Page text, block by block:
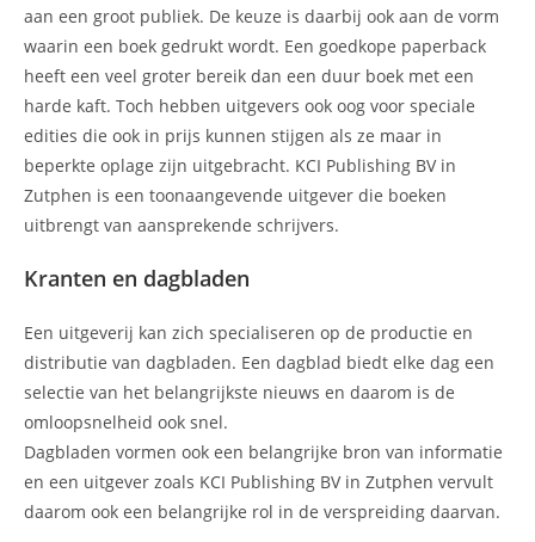
aan een groot publiek. De keuze is daarbij ook aan de vorm
waarin een boek gedrukt wordt. Een goedkope paperback
heeft een veel groter bereik dan een duur boek met een
harde kaft. Toch hebben uitgevers ook oog voor speciale
edities die ook in prijs kunnen stijgen als ze maar in
beperkte oplage zijn uitgebracht. KCI Publishing BV in
Zutphen is een toonaangevende uitgever die boeken
uitbrengt van aansprekende schrijvers.
Kranten en dagbladen
Een uitgeverij kan zich specialiseren op de productie en
distributie van dagbladen. Een dagblad biedt elke dag een
selectie van het belangrijkste nieuws en daarom is de
omloopsnelheid ook snel.
Dagbladen vormen ook een belangrijke bron van informatie
en een uitgever zoals KCI Publishing BV in Zutphen vervult
daarom ook een belangrijke rol in de verspreiding daarvan.